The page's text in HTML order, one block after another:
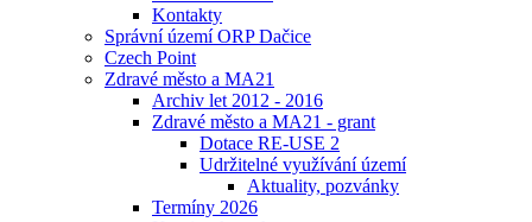
Kontakty
Správní území ORP Dačice
Czech Point
Zdravé město a MA21
Archiv let 2012 - 2016
Zdravé město a MA21 - grant
Dotace RE-USE 2
Udržitelné využívání území
Aktuality, pozvánky
Termíny 2026